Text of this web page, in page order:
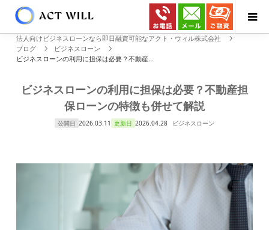
法人向けビジネスローンなら即日融資可能なアクト・ウィル株式会社
ブログ
ビジネスローン
ビジネスローンの利用に担保は必要？不動産...
ビジネスローンの利用に担保は必要？不動産担
保ローンの特徴も併せて解説
公開日 2026.03.11 更新日 2026.04.28 ビジネスローン